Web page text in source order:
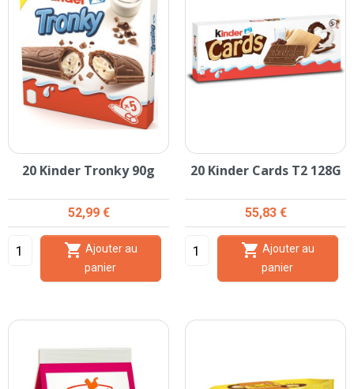
20 Kinder Tronky 90g
Prix
52,99 €

panier
20 Kinder Cards T2 128G
Prix
55,83 €

panier